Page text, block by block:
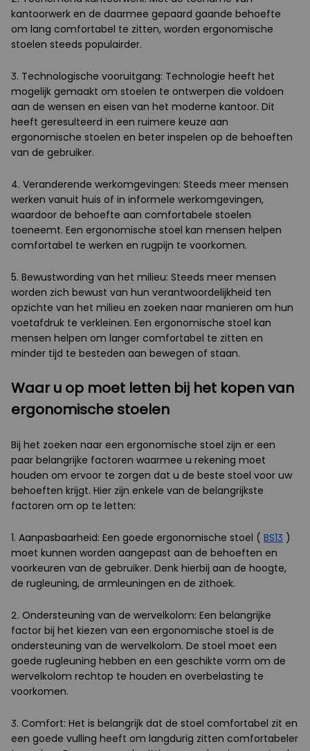
kantoorwerk en de daarmee gepaard gaande behoefte
om lang comfortabel te zitten, worden ergonomische
stoelen steeds populairder.
3. Technologische vooruitgang: Technologie heeft het
mogelijk gemaakt om stoelen te ontwerpen die voldoen
aan de wensen en eisen van het moderne kantoor. Dit
heeft geresulteerd in een ruimere keuze aan
ergonomische stoelen en beter inspelen op de behoeften
van de gebruiker.
4. Veranderende werkomgevingen: Steeds meer mensen
werken vanuit huis of in informele werkomgevingen,
waardoor de behoefte aan comfortabele stoelen
toeneemt. Een ergonomische stoel kan mensen helpen
comfortabel te werken en rugpijn te voorkomen.
5. Bewustwording van het milieu: Steeds meer mensen
worden zich bewust van hun verantwoordelijkheid ten
opzichte van het milieu en zoeken naar manieren om hun
voetafdruk te verkleinen. Een ergonomische stoel kan
mensen helpen om langer comfortabel te zitten en
minder tijd te besteden aan bewegen of staan.
Waar u op moet letten bij het kopen van
ergonomische stoelen
Bij het zoeken naar een ergonomische stoel zijn er een
paar belangrijke factoren waarmee u rekening moet
houden om ervoor te zorgen dat u de beste stoel voor uw
behoeften krijgt. Hier zijn enkele van de belangrijkste
factoren om op te letten:
1. Aanpasbaarheid: Een goede ergonomische stoel ( BS13 )
moet kunnen worden aangepast aan de behoeften en
voorkeuren van de gebruiker. Denk hierbij aan de hoogte,
de rugleuning, de armleuningen en de zithoek.
2. Ondersteuning van de wervelkolom: Een belangrijke
factor bij het kiezen van een ergonomische stoel is de
ondersteuning van de wervelkolom. De stoel moet een
goede rugleuning hebben en een geschikte vorm om de
wervelkolom rechtop te houden en overbelasting te
voorkomen.
3. Comfort: Het is belangrijk dat de stoel comfortabel zit en
een goede vulling heeft om langdurig zitten comfortabeler